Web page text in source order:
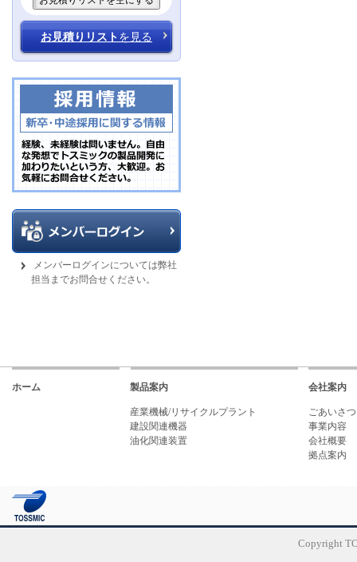
お見積りリスト を見る
メンバーログインについては弊社
担当までお問合せください。
ホーム 製品案内
産業機械/リサイクルプラント
建設関連機器
油化関連装置
会社案内
ごあいさつ
事業内容
会社概要
拠点案内
Copyright